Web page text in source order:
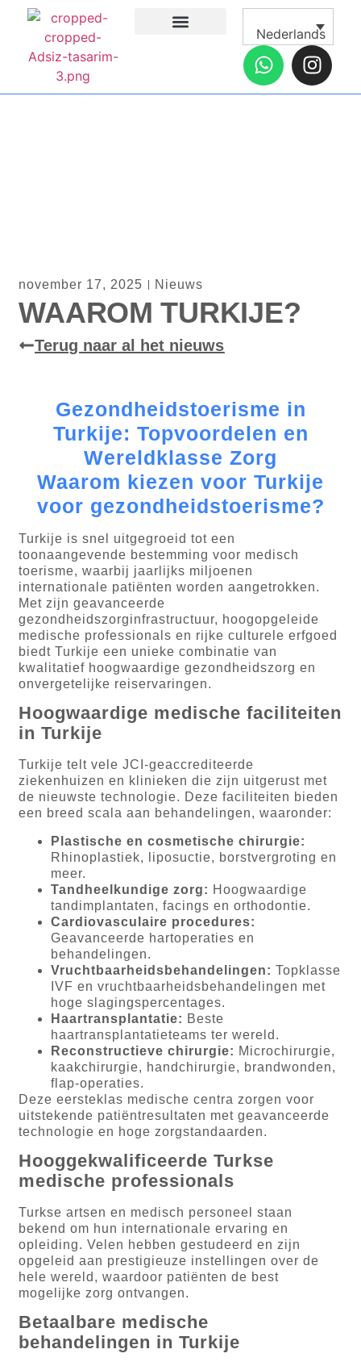
Nederlands
november 17, 2025 Nieuws
WAAROM TURKIJE?
Terug naar al het nieuws
Gezondheidstoerisme in
Turkije: Topvoordelen en
Wereldklasse Zorg
Waarom kiezen voor Turkije
voor gezondheidstoerisme?
Turkije is snel uitgegroeid tot een
toonaangevende bestemming voor medisch
toerisme, waarbij jaarlijks miljoenen
internationale patiënten worden aangetrokken.
Met zijn geavanceerde
gezondheidszorginfrastructuur, hoogopgeleide
medische professionals en rijke culturele erfgoed
biedt Turkije een unieke combinatie van
kwalitatief hoogwaardige gezondheidszorg en
onvergetelijke reiservaringen.
Hoogwaardige medische faciliteiten
in Turkije
Turkije telt vele JCI-geaccrediteerde
ziekenhuizen en klinieken die zijn uitgerust met
de nieuwste technologie. Deze faciliteiten bieden
een breed scala aan behandelingen, waaronder:
Plastische en cosmetische chirurgie:
Rhinoplastiek, liposuctie, borstvergroting en
meer.
Tandheelkundige zorg: Hoogwaardige
tandimplantaten, facings en orthodontie.
Cardiovasculaire procedures:
Geavanceerde hartoperaties en
behandelingen.
Vruchtbaarheidsbehandelingen: Topklasse
IVF en vruchtbaarheidsbehandelingen met
hoge slagingspercentages.
Haartransplantatie: Beste
haartransplantatieteams ter wereld.
Reconstructieve chirurgie: Microchirurgie,
kaakchirurgie, handchirurgie, brandwonden,
flap-operaties.
Deze eersteklas medische centra zorgen voor
uitstekende patiëntresultaten met geavanceerde
technologie en hoge zorgstandaarden.
Hooggekwalificeerde Turkse
medische professionals
Turkse artsen en medisch personeel staan
bekend om hun internationale ervaring en
opleiding. Velen hebben gestudeerd en zijn
opgeleid aan prestigieuze instellingen over de
hele wereld, waardoor patiënten de best
mogelijke zorg ontvangen.
Betaalbare medische
behandelingen in Turkije